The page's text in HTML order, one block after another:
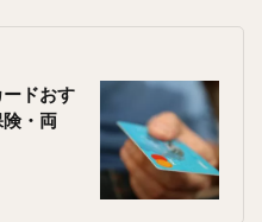
ドおす
・両